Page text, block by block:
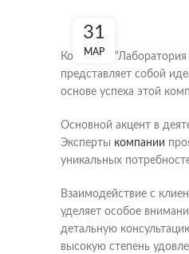
31
МАР
Компания
представляет собой
основе успеха этой
Основной акцент в
Эксперты компании
уникальных
Взаимодействие с
уделяет особое
детальную
высокую степень